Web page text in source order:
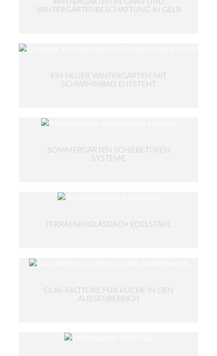
WINTERGARTENBESCHATTUNG IN GELB
EIN NEUER WINTERGARTEN MIT
SCHWIMMBAD ENTSTEHT
SOMMERGARTEN SCHIEBETÜREN
SYSTEME
TERRASSENGLASDACH EDELSTAHL
GLAS-FALTTÜRE FÜR KÜCHE IN DEN
AUSSENBEREICH